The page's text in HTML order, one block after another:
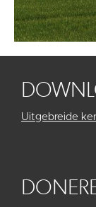
Uitgebreide